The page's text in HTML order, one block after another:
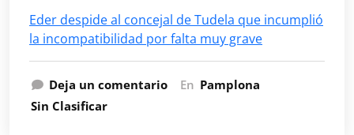
Eder despide al concejal de Tudela que incumplió
la incompatibilidad por falta muy grave
Deja un comentario En Pamplona
Sin Clasificar